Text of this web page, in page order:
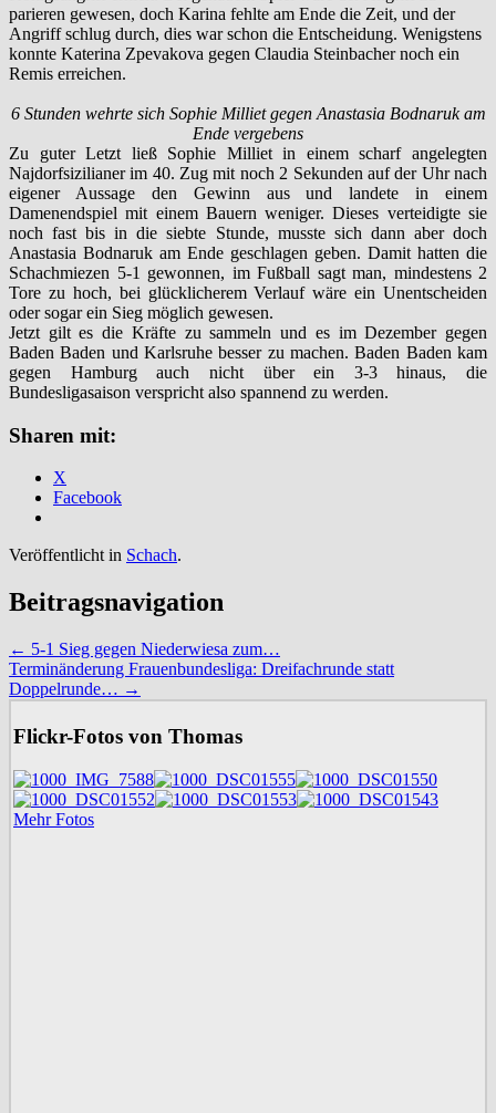
parieren gewesen, doch Karina fehlte am Ende die Zeit, und der
Angriff schlug durch, dies war schon die Entscheidung. Wenigstens
konnte Katerina Zpevakova gegen Claudia Steinbacher noch ein
Remis erreichen.
6 Stunden wehrte sich Sophie Milliet gegen Anastasia Bodnaruk am
Ende vergebens
Zu guter Letzt ließ Sophie Milliet in einem scharf angelegten
Najdorfsizilianer im 40. Zug mit noch 2 Sekunden auf der Uhr nach
eigener Aussage den Gewinn aus und landete in einem
Damenendspiel mit einem Bauern weniger. Dieses verteidigte sie
noch fast bis in die siebte Stunde, musste sich dann aber doch
Anastasia Bodnaruk am Ende geschlagen geben. Damit hatten die
Schachmiezen 5-1 gewonnen, im Fußball sagt man, mindestens 2
Tore zu hoch, bei glücklicherem Verlauf wäre ein Unentscheiden
oder sogar ein Sieg möglich gewesen.
Jetzt gilt es die Kräfte zu sammeln und es im Dezember gegen
Baden Baden und Karlsruhe besser zu machen. Baden Baden kam
gegen Hamburg auch nicht über ein 3-3 hinaus, die
Bundesligasaison verspricht also spannend zu werden.
Sharen mit:
X
Facebook
Veröffentlicht in Schach.
Beitragsnavigation
← 5-1 Sieg gegen Niederwiesa zum…
Terminänderung Frauenbundesliga: Dreifachrunde statt
Doppelrunde… →
Flickr-Fotos von Thomas
Mehr Fotos